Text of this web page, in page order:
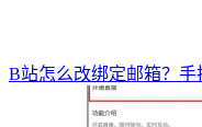
B站怎么改绑定邮箱？手